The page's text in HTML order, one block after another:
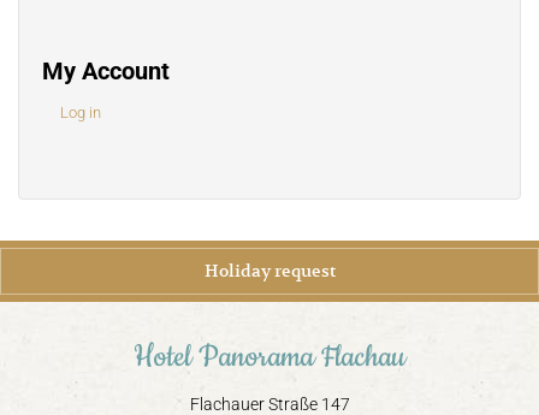
My Account
Log in
Holiday request
Hotel Panorama Flachau
Flachauer Straße 147